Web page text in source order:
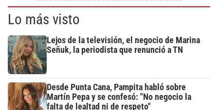
Lo más visto
Lejos de la televisión, el negocio de Marina
Señuk, la periodista que renunció a TN
Desde Punta Cana, Pampita habló sobre
Martín Pepa y se confesó: "No negocio la
falta de lealtad ni de respeto"